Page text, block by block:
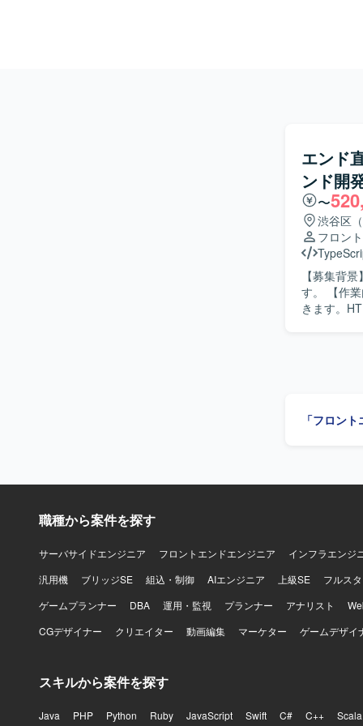
エンド
ンド開
〜
渋谷区
フロン
【募集背
す。 【作業内容】 既存および新規Webサービスのフロントエンド開発・運用を担当していただ
きます。
むことが
す。
「フロン
職種から案件を探す
サーバサイドエンジニア フロントエンドエンジニア
インフラエンジ
汎用機
ブリッジSE 組込・制御 AIエンジニア 上級SE
フルス
ゲームプランナー
DBA 運用・監視 プランナー アナリスト
CGデザイナー
クリエイター 動画編集 マーケター ゲームデザイ
スキルから案件を探す
Java PHP Python Ruby JavaScript Swift C# C++ Scala